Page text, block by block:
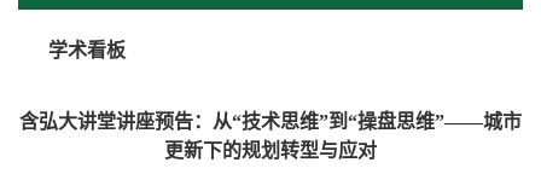
学术看板
​含弘大讲堂讲座预告：从“技术思维”到“操盘思维”——城市
更新下的规划转型与应对